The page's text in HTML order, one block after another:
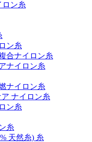
ロン糸
ン糸
合ナイロン糸
ナイロン糸
ナイロン糸
ア ナイロン糸
ン糸
糸
天然糸) 糸